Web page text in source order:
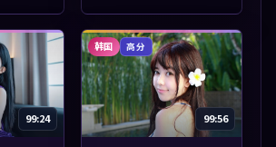
...
凑，值得加入片单...
99:24
韩国 高分
99:56